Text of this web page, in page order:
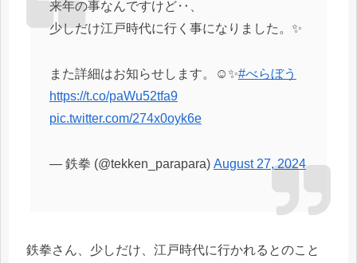
来年の事なんですけど‥、
少しだけ江戸時代に行く事になりました。✨
また詳細はお知らせします。☺️✨#べらぼう
https://t.co/paWu52tfa9
pic.twitter.com/274x0oyk6e
— 鉄拳 (@tekken_parapara) August 27, 2024
鉄拳さん、少しだけ、江戸時代に行かれるとのこと